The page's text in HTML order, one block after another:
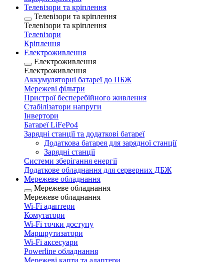
Телевізори та кріплення
Телевізори та кріплення
Телевізори та кріплення
Телевізори
Кріплення
Електроживлення
Електроживлення
Електроживлення
Аккумуляторні батареї до ПБЖ
Мережеві фільтри
Пристрої бесперебійного живлення
Стабілізатори напруги
Інвертори
Батареї LiFePo4
Зарядні станції та додаткові батареї
Додаткова батарея для зарядної станції
Зарядні станції
Системи зберігання енергії
Додаткове обладнання для серверних ДБЖ
Мережеве обладнання
Мережеве обладнання
Мережеве обладнання
Wi-Fi адаптери
Комутатори
Wi-Fi точки доступу
Маршрутизатори
Wi-Fi аксесуари
Рowerline обладнання
Мережеві карти та адаптери